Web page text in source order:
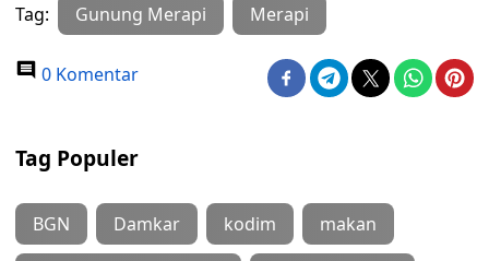
Tag: Gunung Merapi Merapi
0 Komentar
Tag Populer
BGN Damkar kodim makan